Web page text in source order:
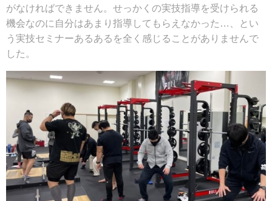
がなければできません。せっかくの実技指導を受けられる
機会なのに自分はあまり指導してもらえなかった…、とい
う実技セミナーあるあるを全く感じることがありませんで
した。